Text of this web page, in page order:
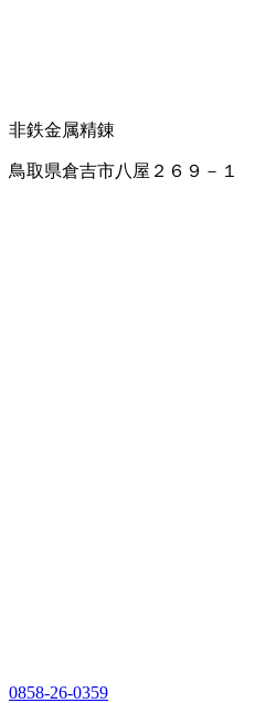
非鉄金属精錬
鳥取県倉吉市八屋２６９－１
0858-26-0359